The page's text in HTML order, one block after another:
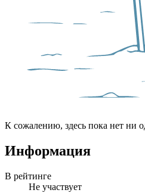
К сожалению, здесь пока нет ни
Информация
В рейтинге
Не участвует